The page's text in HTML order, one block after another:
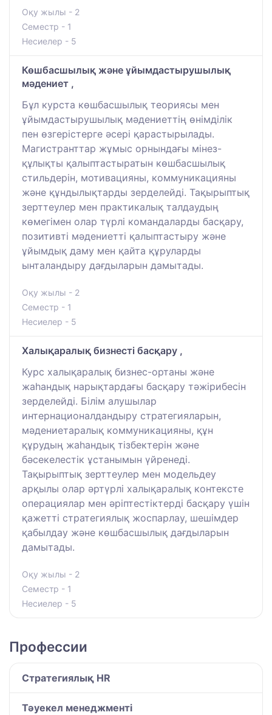
Оқу жылы - 2
Семестр - 1
Несиелер - 5
Көшбасшылық және ұйымдастырушылық
мәдениет ,
Бұл курста көшбасшылық теориясы мен
ұйымдастырушылық мәдениеттің өнімділік
пен өзгерістерге әсері қарастырылады.
Магистранттар жұмыс орнындағы мінез-
құлықты қалыптастыратын көшбасшылық
стильдерін, мотивацияны, коммуникацияны
және құндылықтарды зерделейді. Тақырыптық
зерттеулер мен практикалық талдаудың
көмегімен олар түрлі командаларды басқару,
позитивті мәдениетті қалыптастыру және
ұйымдық даму мен қайта құруларды
ынталандыру дағдыларын дамытады.
Оқу жылы - 2
Семестр - 1
Несиелер - 5
Халықаралық бизнесті басқару ,
Курс халықаралық бизнес-ортаны және
жаһандық нарықтардағы басқару тәжірибесін
зерделейді. Білім алушылар
интернационалдандыру стратегияларын,
мәдениетаралық коммуникацияны, құн
құрудың жаһандық тізбектерін және
бәсекелестік ұстанымын үйренеді.
Тақырыптық зерттеулер мен модельдеу
арқылы олар әртүрлі халықаралық контексте
операциялар мен әріптестіктерді басқару үшін
қажетті стратегиялық жоспарлау, шешімдер
қабылдау және көшбасшылық дағдыларын
дамытады.
Оқу жылы - 2
Семестр - 1
Несиелер - 5
Профессии
Стратегиялық HR
Тәуекел менеджменті